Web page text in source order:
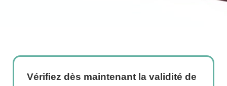
Vérifiez dès maintenant la validité de